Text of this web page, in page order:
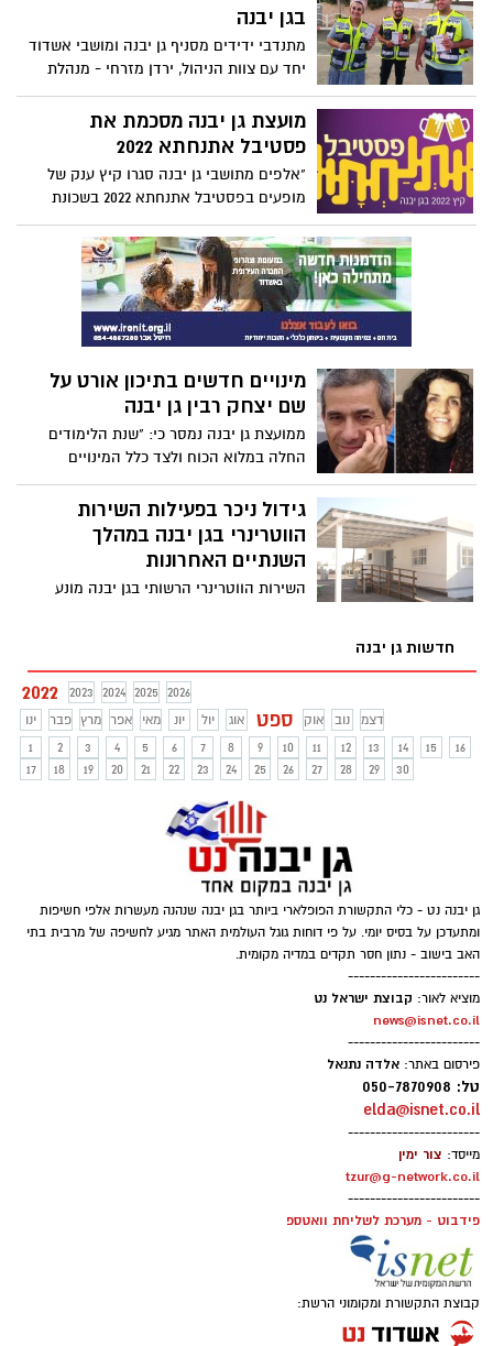
"מוכרחים לאהוב אותו", בהשראת דוד המלך,
בגן יבנה
מתנדבי ידידים מסניף גן יבנה ומושבי אשדוד
יחד עם צוות הניהול, ירדן מזרחי - מנהלת
הסניף, סגניתה עדי שלו, ועדיאל משה אחראי
מתנדבים יצאו השבוע לפעילות חשיפה וגיוס
לארגון ידידים.
מועצת גן יבנה מסכמת את
פסטיבל אתנחתא 2022
"אלפים מתושבי גן יבנה סגרו קיץ ענק של
מופעים בפסטיבל אתנחתא 2022 בשכונת
מכבים."
מינויים חדשים בתיכון אורט על
שם יצחק רבין גן יבנה
ממועצת גן יבנה נמסר כי: "שנת הלימודים
החלה במלוא הכוח ולצד כלל המינויים
החדשים במוסדות החינוך ביישוב גם בבית
הספר אורט על שם יצחק רבין התבצעו
מינויים חדשים."
גידול ניכר בפעילות השירות
הווטרינרי בגן יבנה במהלך
השנתיים האחרונות
השירות הווטרינרי הרשותי בגן יבנה מונע
סכנות ונזקים שמקורם מחלות בעלי חיים או
במזון או במוצרי מזון שמקורם בעלי חיים.
חדשות גן יבנה
2022 2023 2024 2025
2026
ינו
פבר מרץ אפר מאי יונ יול אוג ספט אוק נוב
דצמ
1
2 3 4 5 6 7 8 9 10 11 12 13 14 15
16
17
18 19 20 21 22 23 24 25 26 27 28 29 30
גן יבנה נט - כלי התקשורת הפופלארי ביותר בגן יבנה שנהנה מעשרות אלפי חשיפות
ומתעדכן על בסיס יומי. על פי דוחות גוגל העולמית האתר מגיע לחשיפה של מרבית בתי
האב בישוב - נתון חסר תקדים במדיה מקומית.
------------------------
מוציא לאור: קבוצת ישראל נט
news@isnet.co.il
------------------------
פירסום באתר: אלדה נתנאל
טל: 050-7870908
elda@isnet.co.il
------------------------
מייסד: צור ימין
tzur@g-network.co.il
------------------------
פידבוט - מערכת לשליחת וואטספ
קבוצת התקשורת ומקומוני הרשת: